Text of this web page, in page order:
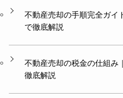
不動産売却の手順完全ガイ
で徹底解説
不動産売却の税金の仕組み
徹底解説